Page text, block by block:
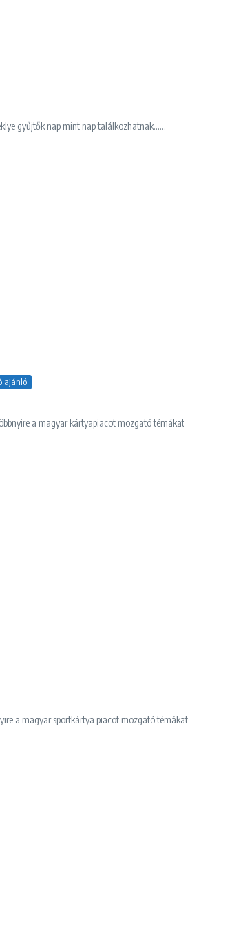
gyűjtők nap mint nap találkozhatnak......
ajánló
a magyar kártyapiacot mozgató témákat
a magyar sportkártya piacot mozgató témákat